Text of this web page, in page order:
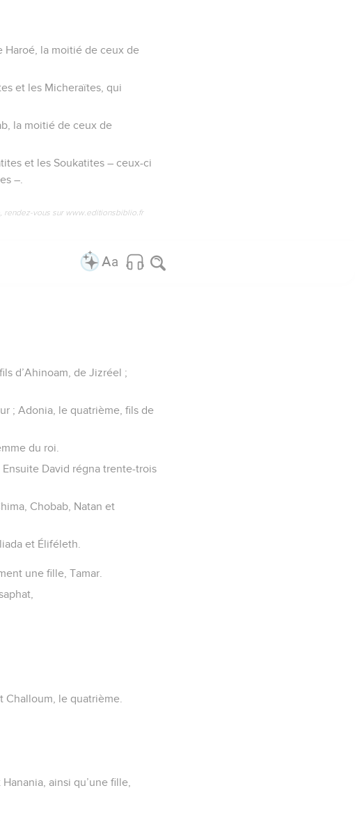
Haroé, la moitié de ceux de
et les Micheraïtes, qui
la moitié de ceux de
et les Soukatites – ceux-ci
–.
rendez-vous sur www.editionsbiblio.fr
d’Ahinoam, de Jizréel ;
; Adonia, le quatrième, fils de
du roi.
David régna trente-trois
Chobab, Natan et
et Éliféleth.
une fille, Tamar.
Challoum, le quatrième.
ainsi qu’une fille,